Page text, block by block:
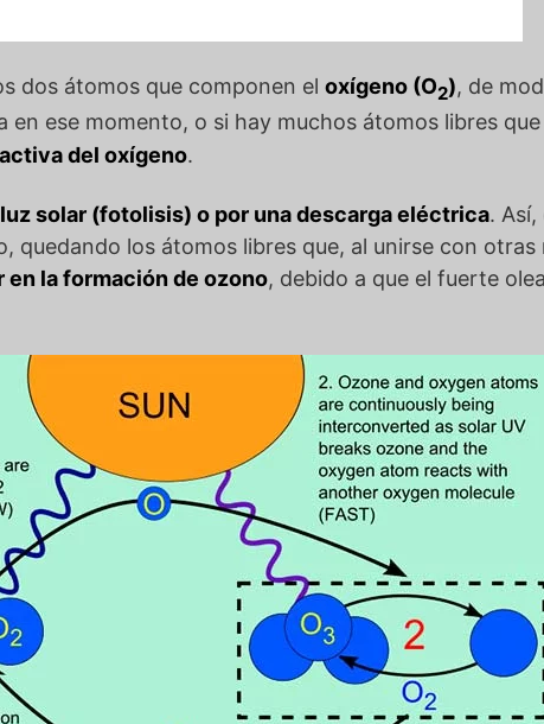
dos átomos que componen el oxígeno (O2), de
ese momento, o si hay muchos átomos libres
del oxígeno.
solar (fotolisis) o por una descarga eléctrica.
quedando los átomos libres que, al unirse con otras
la formación de ozono, debido a que el fuerte